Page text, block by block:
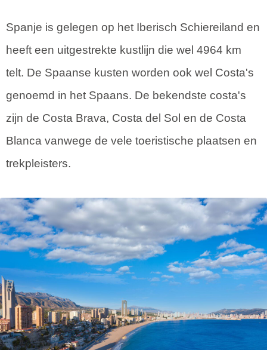
Spanje is gelegen op het Iberisch Schiereiland en
heeft een uitgestrekte kustlijn die wel 4964 km
telt. De Spaanse kusten worden ook wel Costa's
genoemd in het Spaans. De bekendste costa's
zijn de Costa Brava, Costa del Sol en de Costa
Blanca vanwege de vele toeristische plaatsen en
trekpleisters.